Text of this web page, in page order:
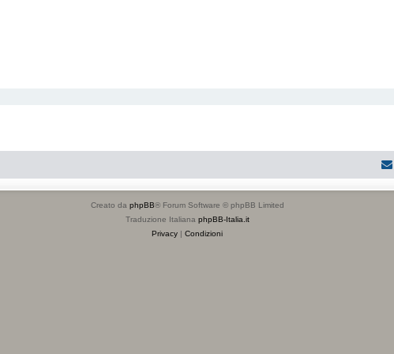
Creato da phpBB® Forum Software © phpBB Limited
Traduzione Italiana phpBB-Italia.it
Privacy | Condizioni